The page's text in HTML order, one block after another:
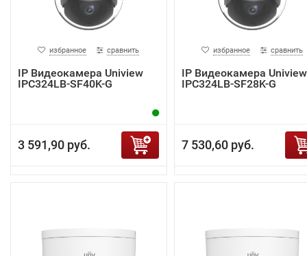
избранное сравнить
IP Видеокамера Uniview
IPC324LB-SF40K-G
3 591,90 руб.
избранное сравнить
IP Видеокамера Uniview
IPC324LB-SF28K-G
7 530,60 руб.